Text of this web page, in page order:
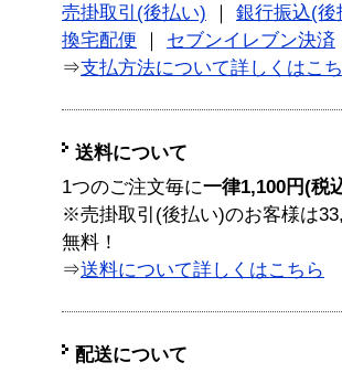
売掛取引(後払い)
銀行振込(後
換宅配便
セブンイレブン決済
⇒支払方法について詳しくはこ
送料について
1つのご注文毎に一律1,100円(税
※売掛取引(後払い)のお客様は
無料！
⇒送料について詳しくはこちら
配送について